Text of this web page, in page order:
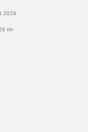
2026
im